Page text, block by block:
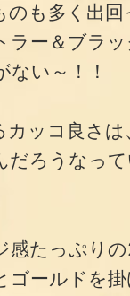
のも多く出
ラー＆ブラ
ない～！！
カッコ良さ
だろうなっ
感たっぷり
ゴールドを